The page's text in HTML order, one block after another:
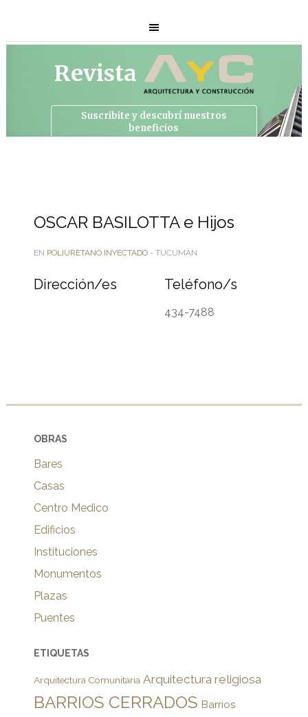
Revista
Suscribite y descubrí nuestros
beneficios
OSCAR BASILOTTA e Hijos
EN POLIURETANO INYECTADO- TUCUMÁN
Dirección/es Teléfono/s
434-7488
OBRAS
Bares
Casas
Centro Medico
Edificios
Instituciones
Monumentos
Plazas
Puentes
ETIQUETAS
Arquitectura Comunitaria Arquitectura religiosa
BARRIOS CERRADOS Barrios